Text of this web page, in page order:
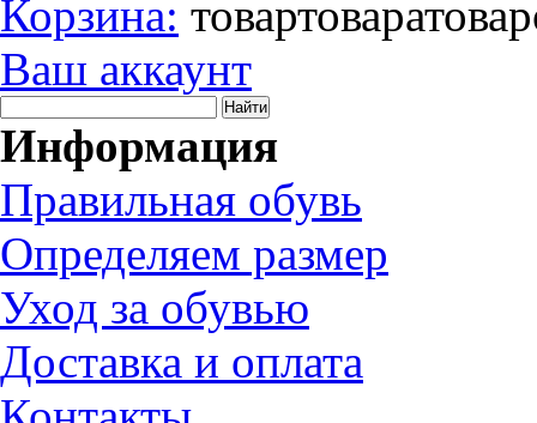
Корзина: товартовара
Ваш аккаунт
Информация
Правильная обувь
Определяем размер
Уход за обувью
Доставка и оплата